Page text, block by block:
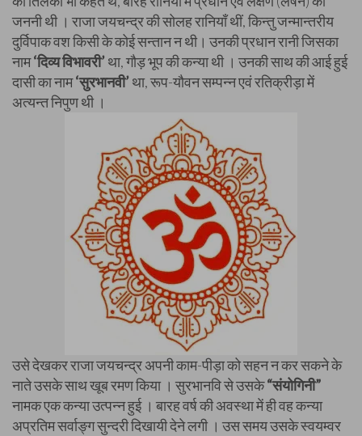
जननी थी । राजा जयचन्द्र की सोलह रानियाँ थीं, किन्तु जन्मान्तरीय
दुर्विपाक वश किसी के कोई सन्तान न थी। उनकी प्रधान रानी जिसका
नाम‘दिव्य विभावरी’था, गौड़ भूप की कन्या थी । उनकी साथ की आई हुई
दासी का नाम‘सुरभानवी’था, रूप-यौवन सम्पन्न एवं रतिक्रीड़ा में
अत्यन्त निपुण थी ।
उसे देखकर राजा जयचन्द्र अपनी काम-पीड़ा को सहन न कर सकने के
नाते उसके साथ खूब रमण किया । सुरभानवि से उसके“संयोगिनी”
नामक एक कन्या उत्पन्न हुई । बारह वर्ष की अवस्था में ही वह कन्या
अप्रतिम सर्वाङ्ग सुन्दरी दिखायी देने लगी । उस समय उसके स्वयम्वर